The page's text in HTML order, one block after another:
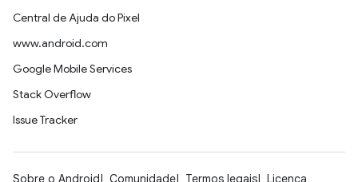
Central de Ajuda do Pixel
www.android.com
Google Mobile Services
Stack Overflow
Issue Tracker
Sobre o Android Comunidade Termos legais Licença